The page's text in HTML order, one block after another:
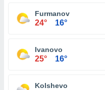
Furmanov
24° 16°
Ivanovo
25° 16°
Kolshevo